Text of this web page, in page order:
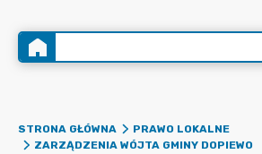
STRONA GŁÓWNA
PRAWO LOKALNE
ZARZĄDZENIA WÓJTA GMINY DOPIEWO